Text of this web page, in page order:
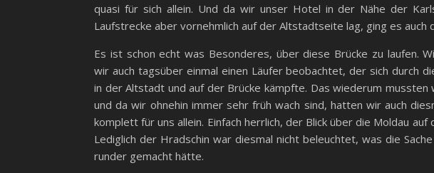
quasi für sich allein. Und da wir unser Hotel in der Nähe der
Laufstrecke aber vornehmlich auf der Altstadtseite lag, ging es auch
Es ist schon echt was Besonderes, über diese Brücke zu laufen.
wir auch tagsüber einmal einen Läufer beobachtet, der sich durch
in der Altstadt und auf der Brücke kämpfte. Das wiederum mussten
und da wir ohnehin immer sehr früh wach sind, hatten wir auch
komplett für uns allein. Einfach herrlich, der Blick über die Moldau auf
Lediglich der Hradschin war diesmal nicht beleuchtet, was die
runder gemacht hätte.